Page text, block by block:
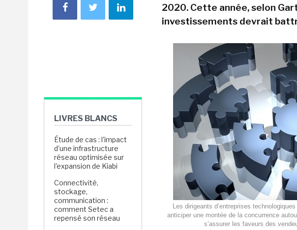
LIVRES BLANCS
Étude de cas : l'impact
d'une infrastructure
réseau optimisée sur
l'expansion de Kiabi
Connectivité,
stockage,
communication :
comment Setec a
repensé son réseau
2020. Cette année, selon
investissements devrait
Les dirigeants d’entreprises
anticiper une montée de la concurrence
s’assurer les faveurs des